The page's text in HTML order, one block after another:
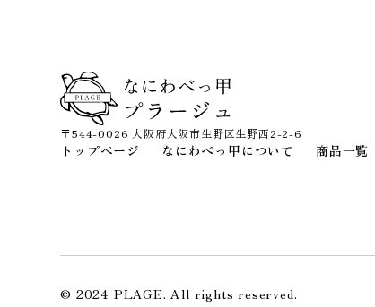
〒544-0026 大阪府大阪市生野区生野西2-2-6
トップページ なにわべっ甲について 商品一覧
© 2024 PLAGE. All rights reserved.